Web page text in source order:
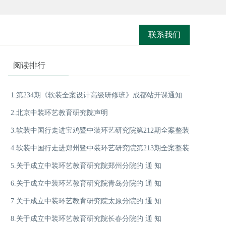
联系我们
阅读排行
1.第234期《软装全案设计高级研修班》成都站开课通知
2.北京中装环艺教育研究院声明
3.软装中国行走进宝鸡暨中装环艺研究院第212期全案整装
设计整体解决方案高端论坛
4.软装中国行走进郑州暨中装环艺研究院第213期全案整装
设计整体解决方案高端论坛
5.关于成立中装环艺教育研究院郑州分院的 通 知
6.关于成立中装环艺教育研究院青岛分院的 通 知
7.关于成立中装环艺教育研究院太原分院的 通 知
8.关于成立中装环艺教育研究院长春分院的 通 知